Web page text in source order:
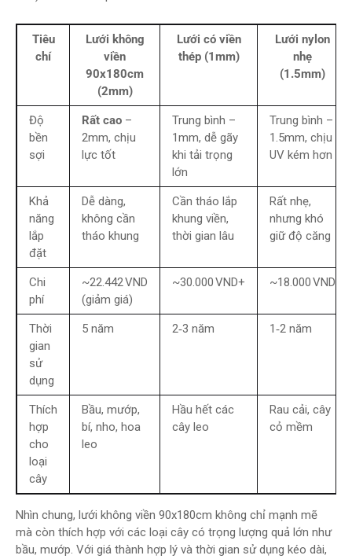
Tiêu
chí
Lưới không
viền
90x180cm
(2mm)
Lưới có viền
thép (1mm)
Lưới nylon
nhẹ
(1.5mm)
Độ
bền
sợi
Rất cao –
2mm, chịu
lực tốt
Trung bình –
1mm, dễ gãy
khi tải trọng
lớn
Trung bình –
1.5mm, chịu
UV kém hơn
Khả
năng
lắp
đặt
Dễ dàng,
không cần
tháo khung
Cần tháo lắp
khung viền,
thời gian lâu
Rất nhẹ,
nhưng khó
giữ độ căng
Chi
phí
~22.442 VND
(giảm giá)
~30.000 VND+ ~18.000 VND
Thời
gian
sử
dụng
5 năm 2‑3 năm 1‑2 năm
Thích
hợp
cho
loại
cây
Bầu, mướp,
bí, nho, hoa
leo
Hầu hết các
cây leo
Rau cải, cây
cỏ mềm
Nhìn chung, lưới không viền 90x180cm không chỉ mạnh mẽ
mà còn thích hợp với các loại cây có trọng lượng quả lớn như
bầu, mướp. Với giá thành hợp lý và thời gian sử dụng kéo dài,